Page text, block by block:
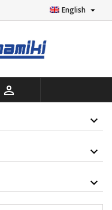
English 
